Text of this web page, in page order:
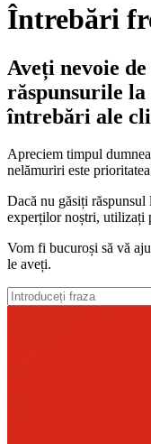
Întrebări
Aveți nevoie
răspunsurile la
întrebări ale
Apreciem timpul
nelămuriri este
Dacă nu găsiți răspunsul
experților noștri, utilizați
Vom fi bucuroși să vă
le aveți.